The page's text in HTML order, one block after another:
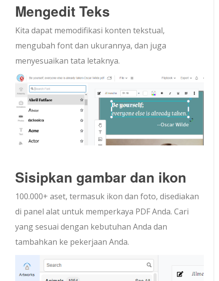
Mengedit Teks
Kita dapat memodifikasi konten tekstual,
mengubah font dan ukurannya, dan juga
menyesuaikan tata letaknya.
Sisipkan gambar dan ikon
100.000+ aset, termasuk ikon dan foto, disediakan
di panel alat untuk memperkaya PDF Anda. Cari
yang sesuai dengan kebutuhan Anda dan
tambahkan ke pekerjaan Anda.